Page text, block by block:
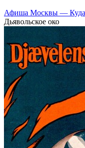
Афиша Москвы — Куда
Дьявольское око